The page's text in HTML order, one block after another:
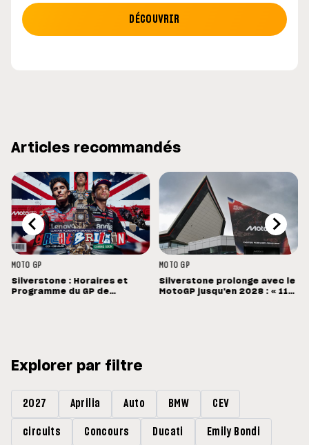
DÉCOUVRIR
Articles recommandés
MOTO GP
Silverstone : Horaires et
Programme du GP de
MOTO GP
Silverstone prolonge avec le
MotoGP jusqu'en 2028 : « 11
Explorer par filtre
2027 Aprilia Auto BMW CEV
circuits Concours Ducati Emily Bondi